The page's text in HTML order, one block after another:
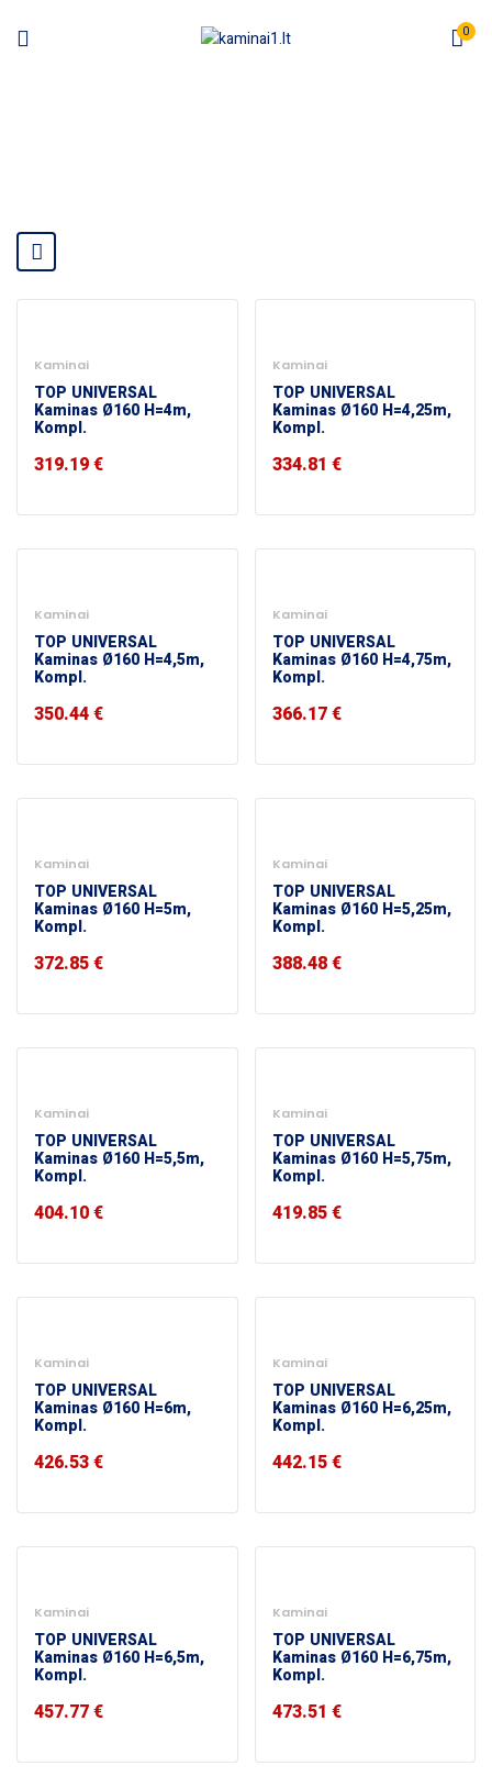
0
Kaminai
TOP UNIVERSAL
Kaminas Ø160 H=4m,
Kompl.
319.19€
Kaminai
TOP UNIVERSAL
Kaminas Ø160 H=4,25m,
Kompl.
334.81 €
Kaminai
TOP UNIVERSAL
Kaminas Ø160 H=4,5m,
Kompl.
350.44€
Kaminai
TOP UNIVERSAL
Kaminas Ø160 H=4,75m,
Kompl.
366.17€
Kaminai
TOP UNIVERSAL
Kaminas Ø160 H=5m,
Kompl.
372.85€
Kaminai
TOP UNIVERSAL
Kaminas Ø160 H=5,25m,
Kompl.
388.48€
Kaminai
TOP UNIVERSAL
Kaminas Ø160 H=5,5m,
Kompl.
404.10€
Kaminai
TOP UNIVERSAL
Kaminas Ø160 H=5,75m,
Kompl.
419.85€
Kaminai
TOP UNIVERSAL
Kaminas Ø160 H=6m,
Kompl.
426.53€
Kaminai
TOP UNIVERSAL
Kaminas Ø160 H=6,25m,
Kompl.
442.15€
Kaminai
TOP UNIVERSAL
Kaminas Ø160 H=6,5m,
Kompl.
457.77€
Kaminai
TOP UNIVERSAL
Kaminas Ø160 H=6,75m,
Kompl.
473.51 €